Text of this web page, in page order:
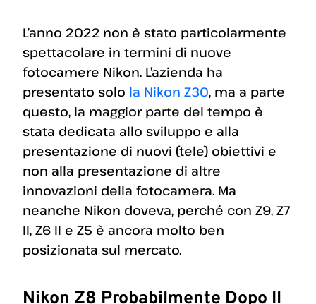
L’anno 2022 non è stato particolarmente
spettacolare in termini di nuove
fotocamere Nikon. L’azienda ha
presentato solo la Nikon Z30, ma a parte
questo, la maggior parte del tempo è
stata dedicata allo sviluppo e alla
presentazione di nuovi (tele) obiettivi e
non alla presentazione di altre
innovazioni della fotocamera. Ma
neanche Nikon doveva, perché con Z9, Z7
II, Z6 II e Z5 è ancora molto ben
posizionata sul mercato.
Nikon Z8 Probabilmente Dopo Il